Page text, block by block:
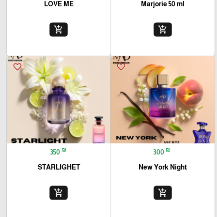
Marjorie 50 ml
add_shopping_cart
LOVE ME
add_shopping_cart
favorite_border
300 ₪
New York Night
add_shopping_cart
favorite_border
350 ₪
STARLIGHET
add_shopping_cart